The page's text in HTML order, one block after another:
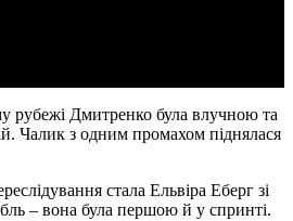
рубежі Дмитренко була влучною та
Чалик з одним промахом піднялася
стала Ельвіра Еберг зі
– вона була першою й у спринті.